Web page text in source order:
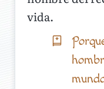
vida.